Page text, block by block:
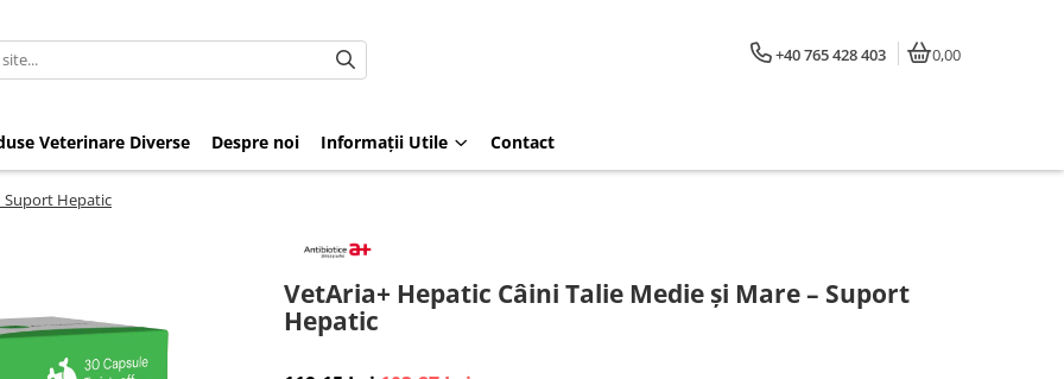
+40 765 428 403 0,00
Veterinare Diverse Despre noi Informații Utile Contact
Suport Hepatic
VetAria+ Hepatic Câini Talie Medie și Mare – Suport
Hepatic